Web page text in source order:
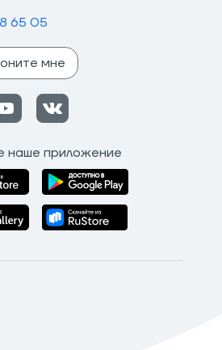
65 05
мне
наше приложение